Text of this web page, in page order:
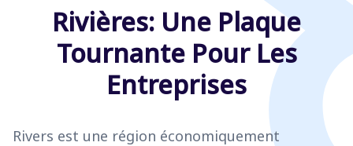
Rivières: Une Plaque
Tournante Pour Les
Entreprises
Rivers est une région économiquement